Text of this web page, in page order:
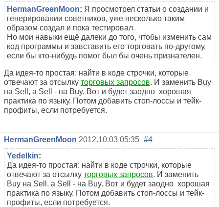
HermanGreenMoon: Я просмотрел статьи о создании и
генерировании советников, уже несколько таким
образом создал и пока тестировал.
Но мои навыки ещё далеки до того, чтобы изменить сам
код программы и завставить его торговать по-другому,
если бы кто-нибудь помог был бы очень признателен.
Да идея-то простая: найти в коде строчки, которые
отвечают за отсылку торговых запросов. И заменить Buy
на Sell, а Sell - на Buy. Вот и будет заодно хорошая
практика по языку. Потом добавить стоп-лоссы и тейк-
профиты, если потребуется.
HermanGreenMoon 2012.10.03 05:35 #4
Yedelkin:
Да идея-то простая: найти в коде строчки, которые
отвечают за отсылку торговых запросов. И заменить
Buy на Sell, а Sell - на Buy. Вот и будет заодно хорошая
практика по языку. Потом добавить стоп-лоссы и тейк-
профиты, если потребуется.